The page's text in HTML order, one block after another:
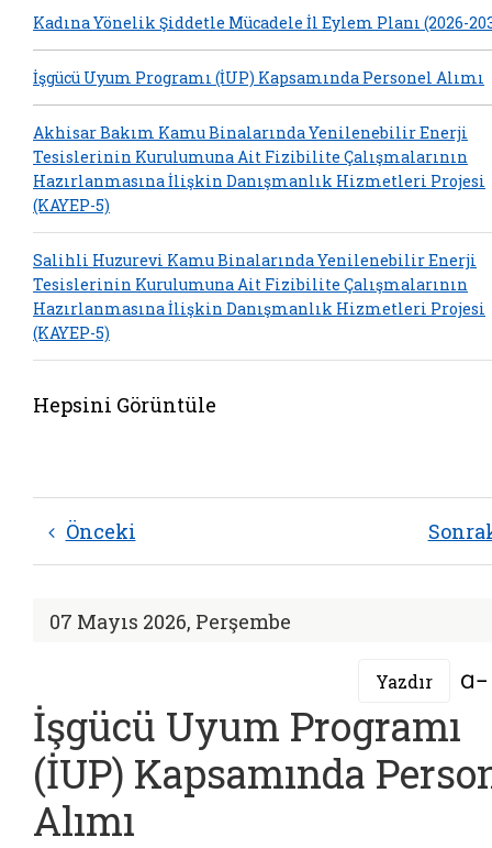
Kadına Yönelik Şiddetle Mücadele İl Eylem Planı (2026-
İşgücü Uyum Programı (İUP) Kapsamında Personel Alımı
Akhisar Bakım Kamu Binalarında Yenilenebilir Enerji
Tesislerinin Kurulumuna Ait Fizibilite Çalışmalarının
Hazırlanmasına İlişkin Danışmanlık Hizmetleri Projesi
(KAYEP-5)
Salihli Huzurevi Kamu Binalarında Yenilenebilir Enerji
Tesislerinin Kurulumuna Ait Fizibilite Çalışmalarının
Hazırlanmasına İlişkin Danışmanlık Hizmetleri Projesi
(KAYEP-5)
Hepsini Görüntüle
Önceki
07 Mayıs 2026, Perşembe
Yazdır
İşgücü Uyum Programı
(İUP) Kapsamında
Alımı